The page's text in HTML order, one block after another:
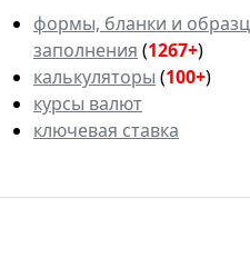
формы, бланки и
заполнения (1267+)
калькуляторы (100+)
курсы валют
ключевая ставка